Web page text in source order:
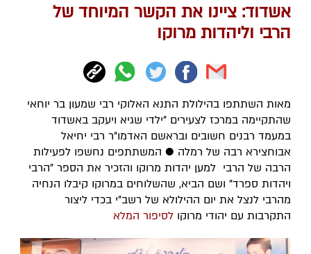
אשדוד: ציינו את הקשר המיוחד של
הרבי וליהדות מרוקו
מאות השתתפו בהילולת התנא האלוקי רבי שמעון בר יוחאי
שהתקיימה במרכז לצעירים "ילדי שגיא ויעקב באשדוד
במעמד רבנים חשובים ובראשם האדמו"ר רבי יחיאל
אבוחצירא רבה של רמלה ● המשתתפים נחשפו לפעילות
הרבה של הרבי למען יהדות מרוקו והזכיר את הספר "הרבי
ויהדות ספרד" ושם הביא, שהשלוחים במרוקו קיבלו הנחיה
מהרבי לנצל את יום ההילולא של רשב"י בכדי ליצור
התקרבות עם יהודי מרוקו לסיפור המלא